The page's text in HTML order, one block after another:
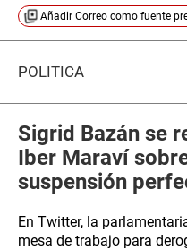
Añadir Correo como fuente
POLÍTICA
Sigrid Bazán se
Iber Maraví
suspensión
En Twitter, la
mesa de trabajo para